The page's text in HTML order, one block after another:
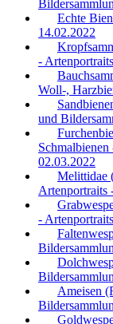
Echte
14.02.2022
-
Woll-,
und
02.03.2022
Melittidae
Artenportraits
-
Ameisen